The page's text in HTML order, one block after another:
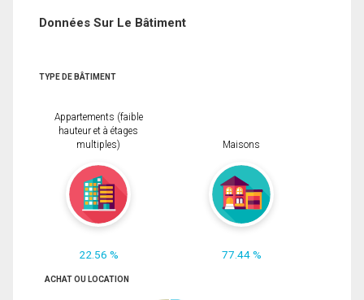
Données Sur Le Bâtiment
TYPE DE BÂTIMENT
Appartements (faible
hauteur et à étages
multiples)
22.56 %
Maisons
77.44 %
ACHAT OU LOCATION